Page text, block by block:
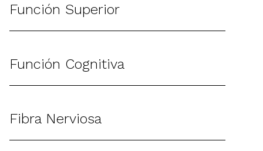
Función Superior
Función Cognitiva
Fibra Nerviosa